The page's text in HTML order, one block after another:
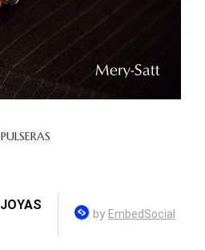
PULSERAS